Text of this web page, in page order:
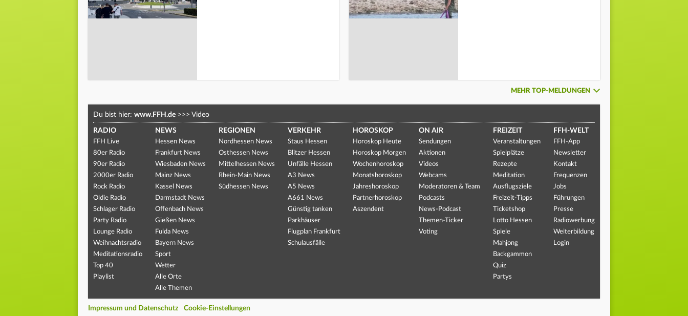
MEHR TOP-MELDUNGEN
Du bist hier: www.FFH.de >>> Video
RADIO
FFH Live
80er Radio
90er Radio
2000er Radio
Rock Radio
Oldie Radio
Schlager Radio
Party Radio
Lounge Radio
Weihnachtsradio
Meditationsradio
Top 40
Playlist
NEWS
Hessen News
Frankfurt News
Wiesbaden News
Mainz News
Kassel News
Darmstadt News
Offenbach News
Gießen News
Fulda News
Bayern News
Sport
Wetter
Alle Orte
Alle Themen
REGIONEN
Nordhessen News
Osthessen News
Mittelhessen News
Rhein-Main News
Südhessen News
VERKEHR
Staus Hessen
Blitzer Hessen
Unfälle Hessen
A3 News
A5 News
A661 News
Günstig tanken
Parkhäuser
Flugplan Frankfurt
Schulausfälle
HOROSKOP
Horoskop Heute
Horoskop Morgen
Wochenhoroskop
Monatshoroskop
Jahreshoroskop
Partnerhoroskop
Aszendent
ON AIR
Sendungen
Aktionen
Videos
Webcams
Moderatoren & Team
Podcasts
News-Podcast
Themen-Ticker
Voting
FREIZEIT
Veranstaltungen
Spielplätze
Rezepte
Meditation
Ausflugsziele
Freizeit-Tipps
Ticketshop
Lotto Hessen
Spiele
Mahjong
Backgammon
Quiz
Partys
FFH-WELT
FFH-App
Newsletter
Kontakt
Frequenzen
Jobs
Führungen
Presse
Radiowerbung
Weiterbildung
Login
Impressum und Datenschutz Cookie-Einstellungen